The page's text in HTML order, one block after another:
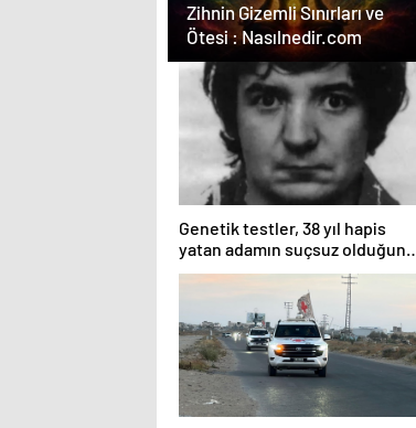
Zihnin Gizemli Sınırları ve
Ötesi : Nasılnedir.com
Genetik testler, 38 yıl hapis
yatan adamın suçsuz olduğunu
ortaya çıkardı